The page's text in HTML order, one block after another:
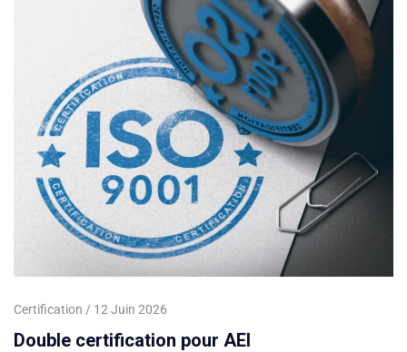
Certification 12 Juin 2026
Double certification pour AEI